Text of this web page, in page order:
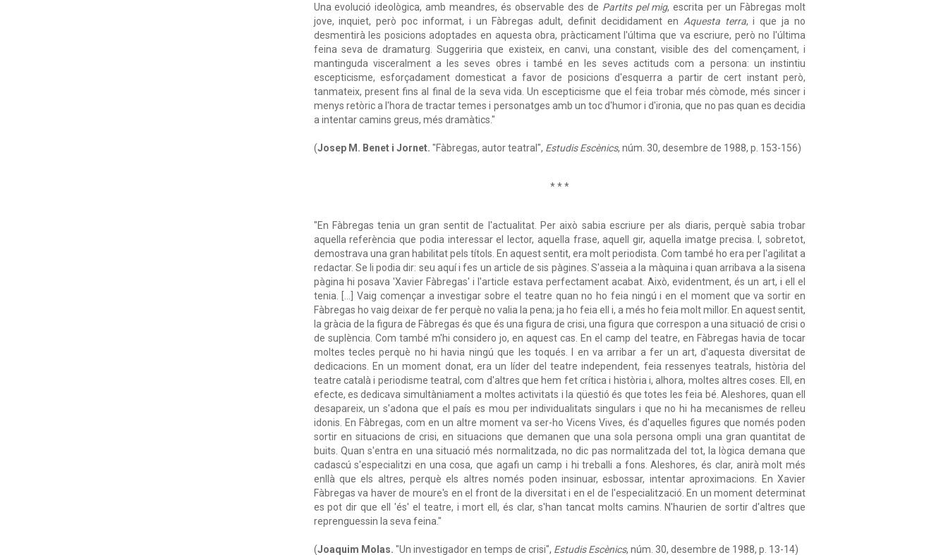
Una evolució ideològica, amb meandres, és observable des de Partits pel mig, escrita per un Fàbregas molt
jove, inquiet, però poc informat, i un Fàbregas adult, definit decididament en Aquesta terra, i que ja no
desmentirà les posicions adoptades en aquesta obra, pràcticament l'última que va escriure, però no l'última
feina seva de dramaturg. Suggeriria que existeix, en canvi, una constant, visible des del començament, i
mantinguda visceralment a les seves obres i també en les seves actituds com a persona: un instintiu
escepticisme, esforçadament domesticat a favor de posicions d'esquerra a partir de cert instant però,
tanmateix, present fins al final de la seva vida. Un escepticisme que el feia trobar més còmode, més sincer i
menys retòric a l'hora de tractar temes i personatges amb un toc d'humor i d'ironia, que no pas quan es decidia
a intentar camins greus, més dramàtics."
(Josep M. Benet i Jornet. "Fàbregas, autor teatral", Estudis Escènics, núm. 30, desembre de 1988, p. 153-156)
* * *
"En Fàbregas tenia un gran sentit de l'actualitat. Per això sabia escriure per als diaris, perquè sabia trobar
aquella referència que podia interessar el lector, aquella frase, aquell gir, aquella imatge precisa. I, sobretot,
demostrava una gran habilitat pels títols. En aquest sentit, era molt periodista. Com també ho era per l'agilitat a
redactar. Se li podia dir: seu aquí i fes un article de sis pàgines. S'asseia a la màquina i quan arribava a la sisena
pàgina hi posava 'Xavier Fàbregas' i l'article estava perfectament acabat. Això, evidentment, és un art, i ell el
tenia. […] Vaig començar a investigar sobre el teatre quan no ho feia ningú i en el moment que va sortir en
Fàbregas ho vaig deixar de fer perquè no valia la pena; ja ho feia ell i, a més ho feia molt millor. En aquest sentit,
la gràcia de la figura de Fàbregas és que és una figura de crisi, una figura que correspon a una situació de crisi o
de suplència. Com també m'hi considero jo, en aquest cas. En el camp del teatre, en Fàbregas havia de tocar
moltes tecles perquè no hi havia ningú que les toqués. I en va arribar a fer un art, d'aquesta diversitat de
dedicacions. En un moment donat, era un líder del teatre independent, feia ressenyes teatrals, història del
teatre català i periodisme teatral, com d'altres que hem fet crítica i història i, alhora, moltes altres coses. Ell, en
efecte, es dedicava simultàniament a moltes activitats i la qüestió és que totes les feia bé. Aleshores, quan ell
desapareix, un s'adona que el país es mou per individualitats singulars i que no hi ha mecanismes de relleu
idonis. En Fàbregas, com en un altre moment va ser-ho Vicens Vives, és d'aquelles figures que només poden
sortir en situacions de crisi, en situacions que demanen que una sola persona ompli una gran quantitat de
buits. Quan s'entra en una situació més normalitzada, no dic pas normalitzada del tot, la lògica demana que
cadascú s'especialitzi en una cosa, que agafi un camp i hi treballi a fons. Aleshores, és clar, anirà molt més
enllà que els altres, perquè els altres només poden insinuar, esbossar, intentar aproximacions. En Xavier
Fàbregas va haver de moure's en el front de la diversitat i en el de l'especialització. En un moment determinat
es pot dir que ell 'és' el teatre, i mort ell, és clar, s'han tancat molts camins. N'haurien de sortir d'altres que
reprenguessin la seva feina."
(Joaquim Molas. "Un investigador en temps de crisi", Estudis Escènics, núm. 30, desembre de 1988, p. 13-14)